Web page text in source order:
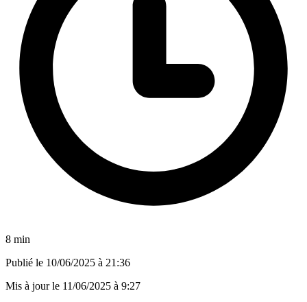
8 min
Publié le 10/06/2025 à 21:36
Mis à jour le 11/06/2025 à 9:27